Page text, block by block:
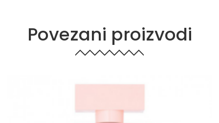
Povezani proizvodi